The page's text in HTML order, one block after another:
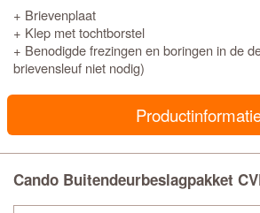
+ Brievenplaat
+ Klep met tochtborstel
+ Benodigde frezingen en boringen in de
brievensleuf niet nodig)
Cando Buitendeurbeslagpakket